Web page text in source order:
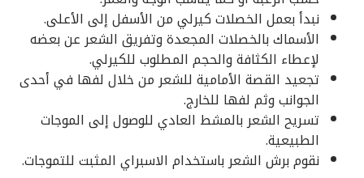
نبدأ بعمل الخصلات كيرلي من الأسفل إلى الأعلى.
الأسماك بالخصلات المجعدة وتفريق الشعر عن بعضه
لإعطاء الكثافة والحجم المطلوب للكيرلي.
تجعيد القصة الأمامية للشعر من خلال لفها في أحدى
الجوانب وثم لفها للخارج.
تسريح الشعر بالمشط العادي للوصول إلى الموجات
الطبيعية.
نقوم برش الشعر باستخدام الاسبراي المثبت للتموجات.